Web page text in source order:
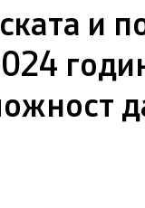
Владата
Состав на
и